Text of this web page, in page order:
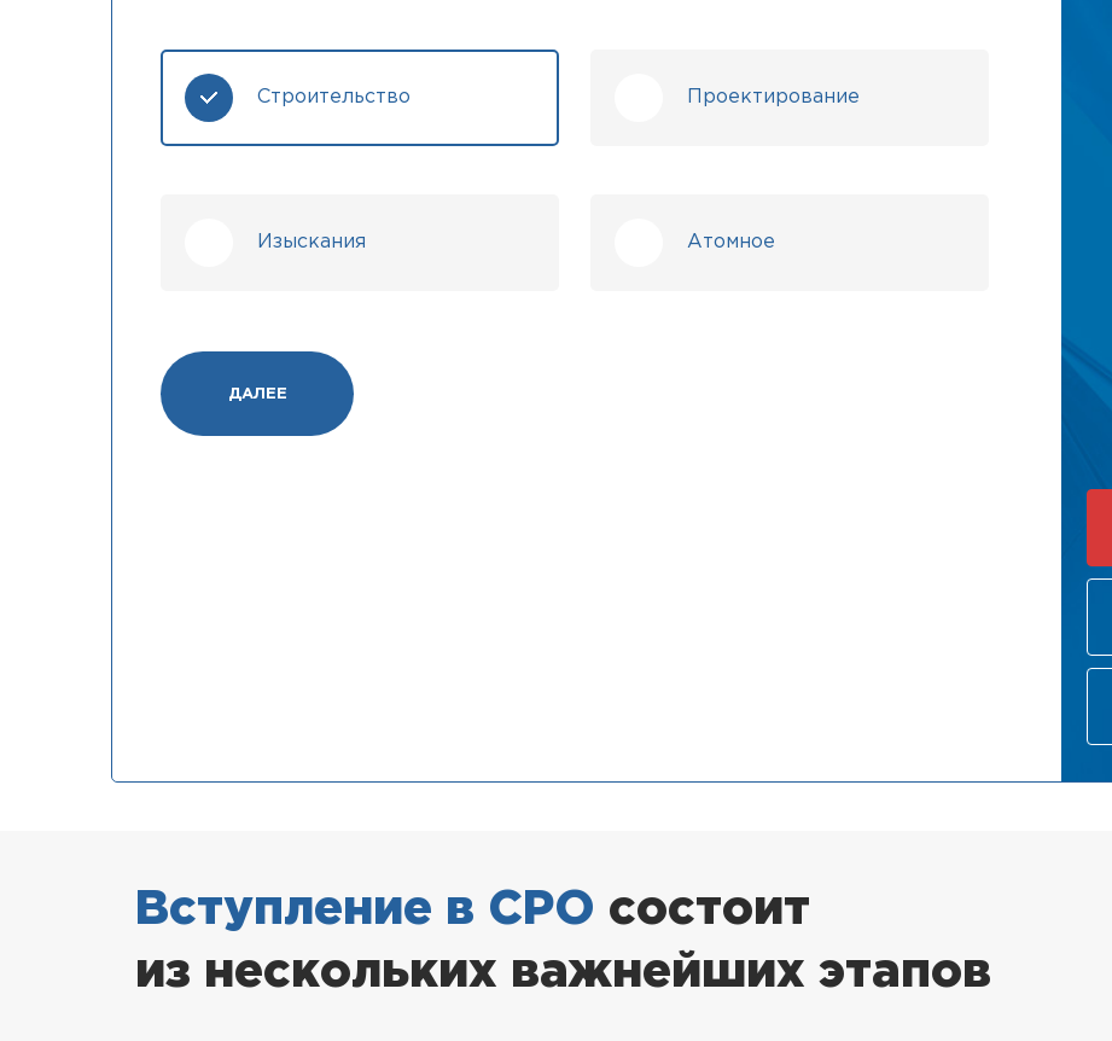
Строительство Проектирование
Изыскания Атомное
ДАЛЕЕ
Вступление в СРО состоит
из нескольких важнейших этапов